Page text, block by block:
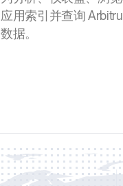
应用索引并查询
数据。